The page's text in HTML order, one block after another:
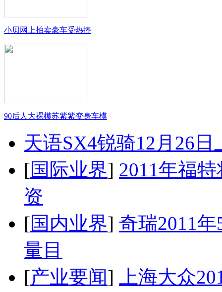
小贝网上拍卖豪车受热捧
90后人大裸模苏紫紫变身车模
天语SX4锐骑12月26
[国际业界] 2011年福
资
[国内业界] 奇瑞2011
量目
[产业要闻] 上海大众